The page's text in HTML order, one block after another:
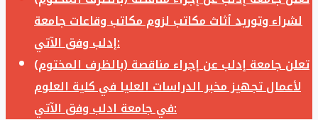
لشراء وتوريد أثاث مكاتب لزوم مكاتب وقاعات جامعة
إدلب وفق الآتي:
تعلن جامعة إدلب عن إجراء مناقصة (بالظرف المختوم)
لأعمال تجهيز مخبر الدراسات العليا في كلية العلوم
في جامعة ادلب وفق الآتي: